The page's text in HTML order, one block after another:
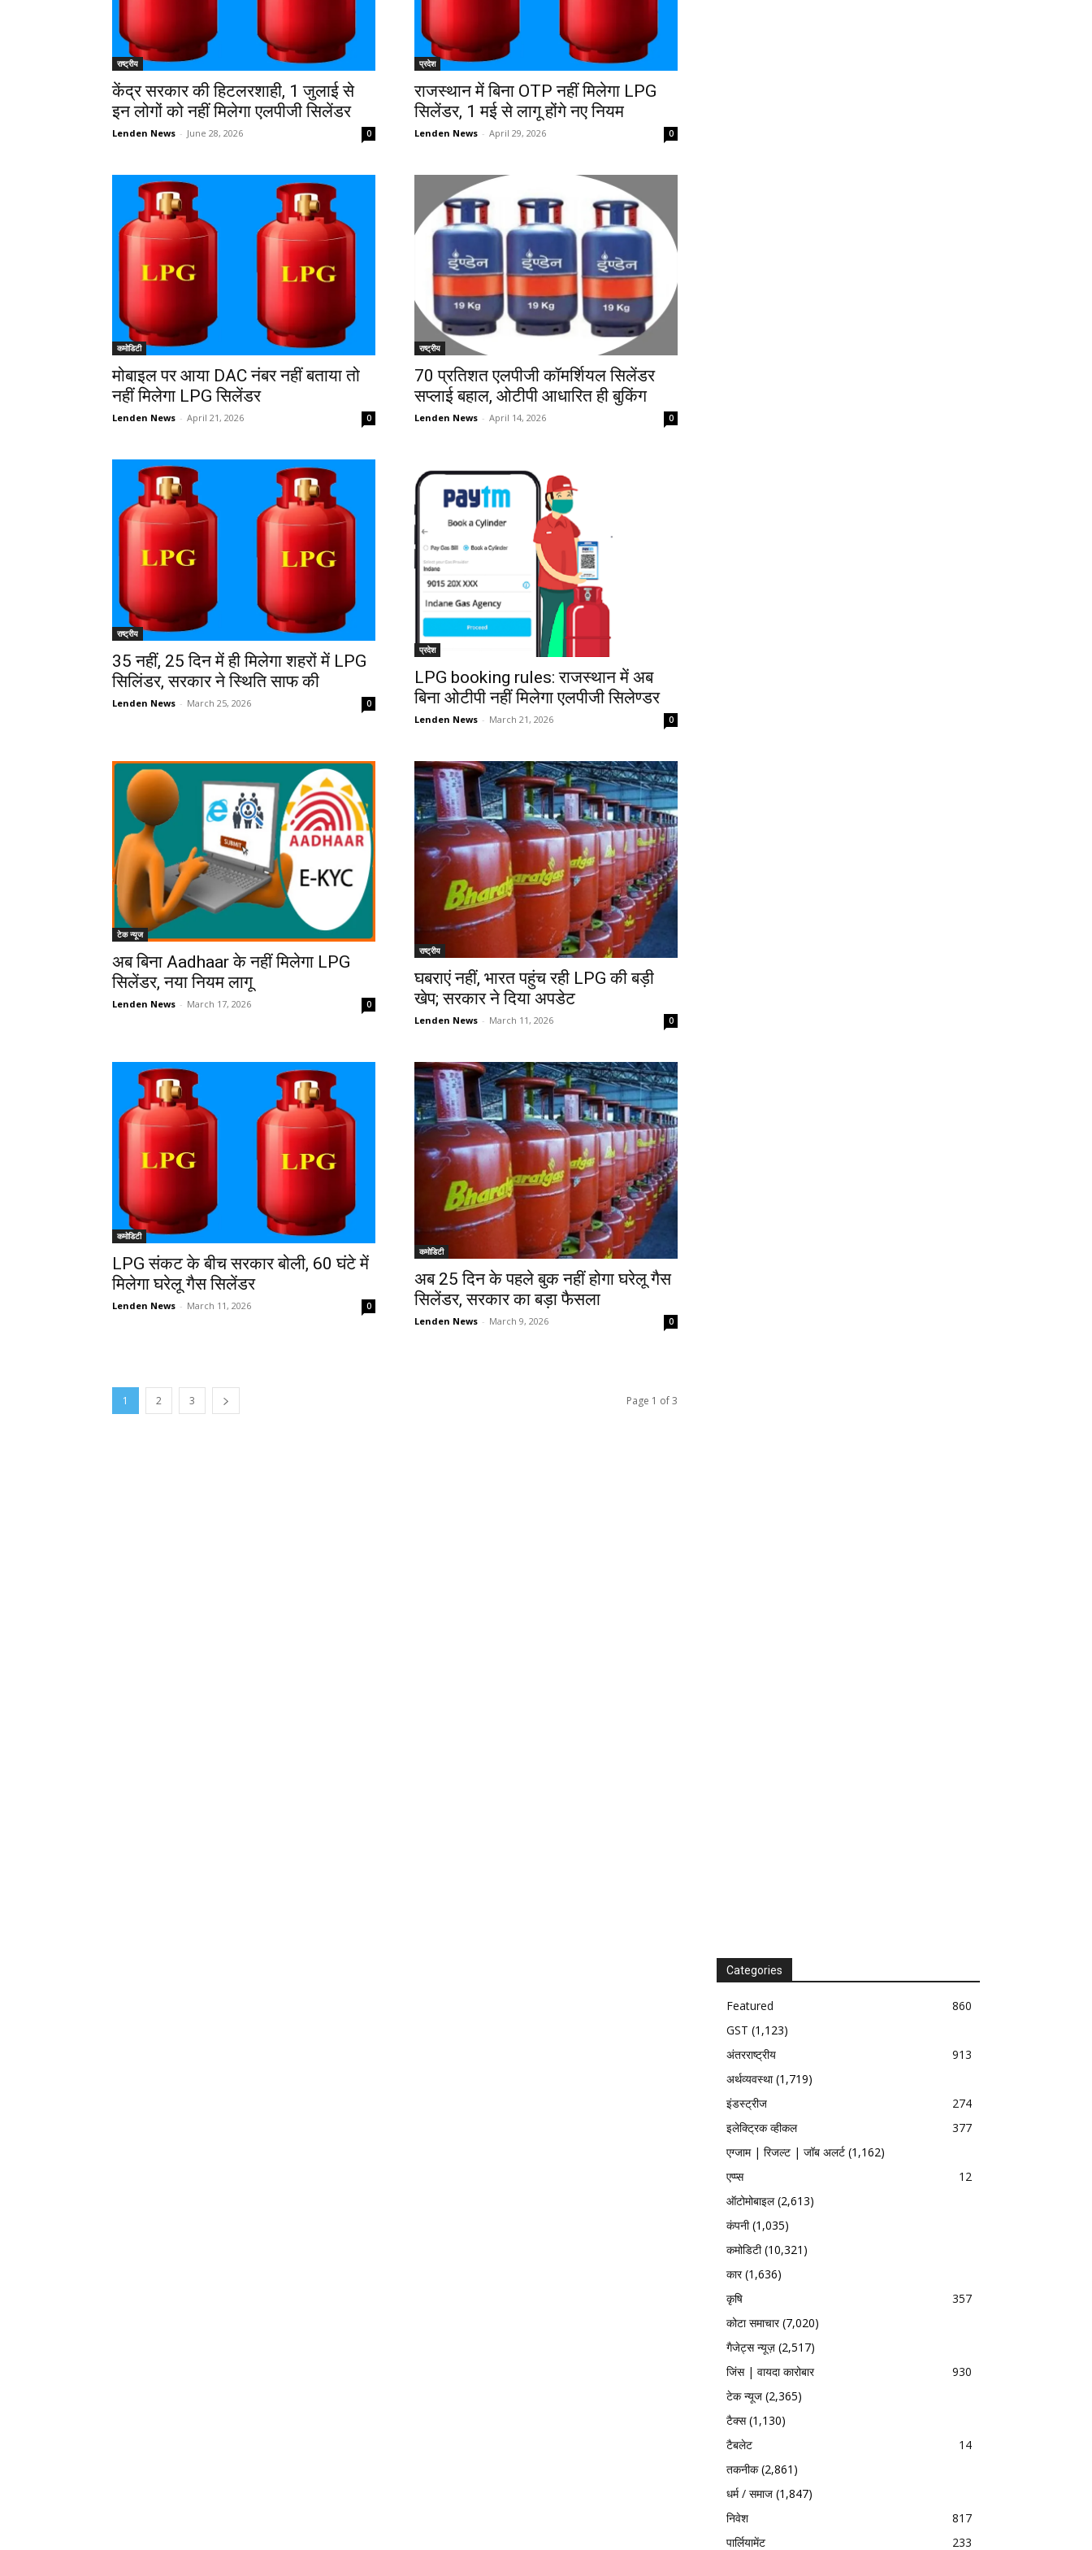
राष्ट्रीय
केंद्र सरकार की हिटलरशाही, 1 जुलाई से
इन लोगों को नहीं मिलेगा एलपीजी सिलेंडर
Lenden News - June 28, 2026 0
प्रदेश
राजस्थान में बिना OTP नहीं मिलेगा LPG
सिलेंडर, 1 मई से लागू होंगे नए नियम
Lenden News - April 29, 2026 0
कमोडिटी
मोबाइल पर आया DAC नंबर नहीं बताया तो
नहीं मिलेगा LPG सिलेंडर
Lenden News - April 21, 2026 0
राष्ट्रीय
70 प्रतिशत एलपीजी कॉमर्शियल सिलेंडर
सप्लाई बहाल, ओटीपी आधारित ही बुकिंग
Lenden News - April 14, 2026 0
राष्ट्रीय
35 नहीं, 25 दिन में ही मिलेगा शहरों में LPG
सिलिंडर, सरकार ने स्थिति साफ की
Lenden News - March 25, 2026 0
प्रदेश
LPG booking rules: राजस्थान में अब
बिना ओटीपी नहीं मिलेगा एलपीजी सिलेण्डर
Lenden News - March 21, 2026 0
टेक न्यूज
अब बिना Aadhaar के नहीं मिलेगा LPG
सिलेंडर, नया नियम लागू
Lenden News - March 17, 2026 0
राष्ट्रीय
घबराएं नहीं, भारत पहुंच रही LPG की बड़ी
खेप; सरकार ने दिया अपडेट
Lenden News - March 11, 2026 0
कमोडिटी
LPG संकट के बीच सरकार बोली, 60 घंटे में
मिलेगा घरेलू गैस सिलेंडर
Lenden News - March 11, 2026 0
कमोडिटी
अब 25 दिन के पहले बुक नहीं होगा घरेलू गैस
सिलेंडर, सरकार का बड़ा फैसला
Lenden News - March 9, 2026 0
1 2 3 Page 1 of 3
Categories
Featured
860
GST (1,123)
अंतरराष्ट्रीय
913
अर्थव्यवस्था(1,719)
इंडस्ट्रीज
274
इलेक्ट्रिक व्हीकल
377
एग्जाम | रिजल्ट | जॉब अलर्ट (1,162)
एप्प्स
12
ऑटोमोबाइल(2,613)
कंपनी(1,035)
कमोडिटी(10,321)
कार(1,636)
कृषि
357
कोटा समाचार(7,020)
गैजेट्स न्यूज़ (2,517)
जिंस | वायदा कारोबार
930
टेक न्यूज (2,365)
टैक्स(1,130)
टैबलेट
14
तकनीक(2,861)
धर्म / समाज (1,847)
निवेश
817
पार्लियामेंट
233